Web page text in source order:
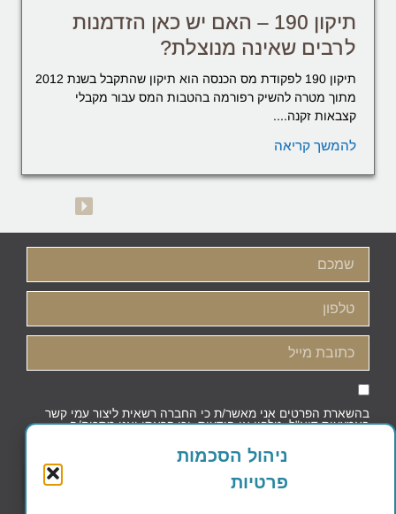
ניהול הסכמות
פרטיות
תיקון 190 – האם יש כאן הזדמנות
לרבים שאינה מנוצלת?
תיקון 190 לפקודת מס הכנסה הוא תיקון שהתקבל בשנת 2012
מתוך מטרה להשיק רפורמה בהטבות המס עבור מקבלי
קצבאות זקנה....
להמשך קריאה
בהשארת הפרטים אני מאשר/ת כי החברה רשאית ליצור עמי קשר
באמצעות דוא"ל, טלפון או הודעות, וכי קראתי ואני מסכים/ה